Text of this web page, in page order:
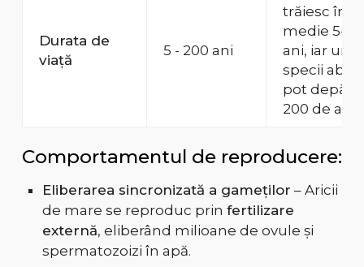
Durata de
viață
5 - 200 ani
trăiesc în
medie 5-10
ani, iar
specii
pot depăși
200 de ani.
Comportamentul de reproducere:
Eliberarea sincronizată a gameților – Aricii
de mare se reproduc prin fertilizare
externă, eliberând milioane de ovule și
spermatozoizi în apă.